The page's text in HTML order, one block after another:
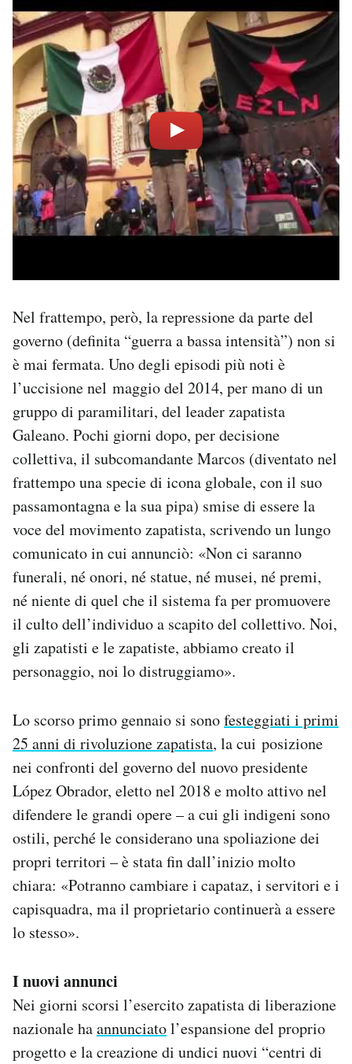
Nel frattempo, però, la repressione da parte del
governo (definita “guerra a bassa intensità”) non si
è mai fermata. Uno degli episodi più noti è
l’uccisione nel maggio del 2014, per mano di un
gruppo di paramilitari, del leader zapatista
Galeano. Pochi giorni dopo, per decisione
collettiva, il subcomandante Marcos (diventato nel
frattempo una specie di icona globale, con il suo
passamontagna e la sua pipa) smise di essere la
voce del movimento zapatista, scrivendo un lungo
comunicato in cui annunciò: «Non ci saranno
funerali, né onori, né statue, né musei, né premi,
né niente di quel che il sistema fa per promuovere
il culto dell’individuo a scapito del collettivo. Noi,
gli zapatisti e le zapatiste, abbiamo creato il
personaggio, noi lo distruggiamo».
Lo scorso primo gennaio si sonofesteggiati i primi
25 anni di rivoluzione zapatista, la cui posizione
nei confronti del governo del nuovo presidente
López Obrador, eletto nel 2018 e molto attivo nel
difendere le grandi opere – a cui gli indigeni sono
ostili, perché le considerano una spoliazione dei
propri territori – è stata fin dall’inizio molto
chiara: «Potranno cambiare i capataz, i servitori e i
capisquadra, ma il proprietario continuerà a essere
lo stesso».
I nuovi annunci
Nei giorni scorsi l’esercito zapatista di liberazione
nazionale haannunciatol’espansione del proprio
progetto e la creazione di undici nuovi “centri di